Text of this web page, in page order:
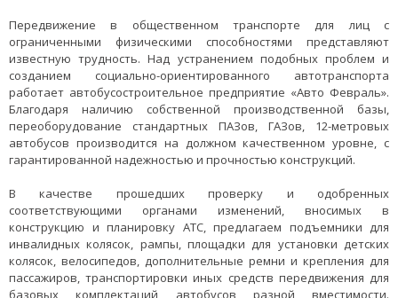
Передвижение в общественном транспорте для лиц с
ограниченными физическими способностями представляют
известную трудность. Над устранением подобных проблем и
созданием социально-ориентированного автотранспорта
работает автобусостроительное предприятие «Авто Февраль».
Благодаря наличию собственной производственной базы,
переоборудование стандартных ПАЗов, ГАЗов, 12-метровых
автобусов производится на должном качественном уровне, с
гарантированной надежностью и прочностью конструкций.
В качестве прошедших проверку и одобренных
соответствующими органами изменений, вносимых в
конструкцию и планировку АТС, предлагаем подъемники для
инвалидных колясок, рампы, площадки для установки детских
колясок, велосипедов, дополнительные ремни и крепления для
пассажиров, транспортировки иных средств передвижения для
базовых комплектаций автобусов разной вместимости.